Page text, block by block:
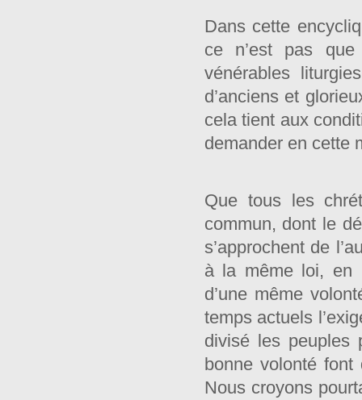
Dans cette
ce n’est pas
vénérables
d’anciens et
cela tient aux
demander en cette
Que tous les
commun, dont le
s’approchent de
à la même loi, en
d’une même
temps actuels
divisé les peuples
bonne volonté
Nous croyons